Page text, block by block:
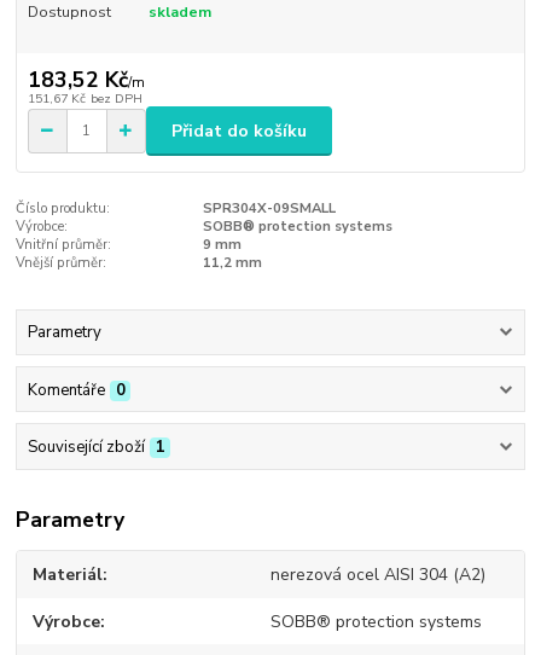
Dostupnost skladem
183,52 Kč/m
151,67 Kč bez DPH
Přidat do košíku
Číslo produktu:
SPR304X-09SMALL
Výrobce:
SOBB® protection systems
Vnitřní průměr:
9 mm
Vnější průměr:
11,2 mm
Parametry
Komentáře 0
Související zboží 1
Parametry
Materiál nerezová ocel AISI 304 (A2)
Výrobce SOBB® protection systems